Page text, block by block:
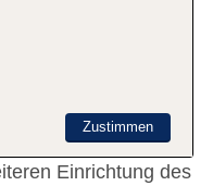
verfügt über einen
an der Rezeption
Die Einrichtung
und einen Safe.
zum Internet.
Ausflügen wird
Einrichtung des
Zustimmen